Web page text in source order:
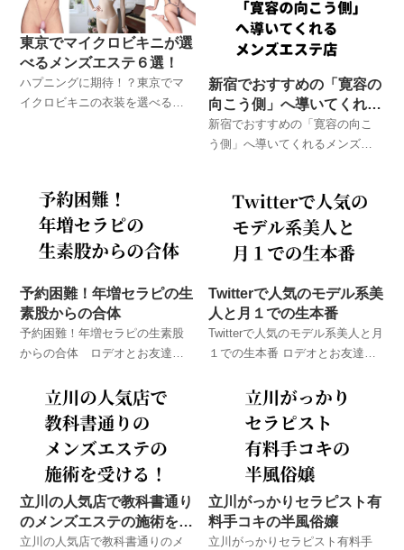
東京でマイクロビキニが選
べるメンズエステ６選！
ハプニングに期待！？東京でマ
イクロビキニの衣装を選べるメ
談！
新宿でおすすめの「寛容の
向こう側」へ導いてくれる
メンズエステ店
新宿でおすすめの「寛容の向こ
う側」へ導いてくれるメンズエ
体験したメンズエステでのハプ
ニング体験談！
予約困難！年増セラピの生
素股からの合体
予約困難！年増セラピの生素股
からの合体 ロデオとお友達が
のハプニング体験談！
Twitterで人気のモデル系美
人と月１での生本番
Twitterで人気のモデル系美人と月
１での生本番 ロデオとお友達が
のハプニング体験談！
立川の人気店で教科書通り
のメンズエステの施術を受
ける！
立川の人気店で教科書通りのメ
立川がっかりセラピスト有
料手コキの半風俗嬢
立川がっかりセラピスト有料手